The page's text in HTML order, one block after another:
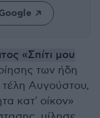
«Σπίτι μου
των ήδη
Αυγούστου,
κατ' οίκον»